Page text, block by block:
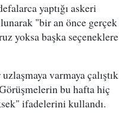
yaptığı askeri
"bir an önce gerçek
yoksa başka seçeneklere
varmaya çalıştık
bu hafta hiç
ifadelerini kullandı.